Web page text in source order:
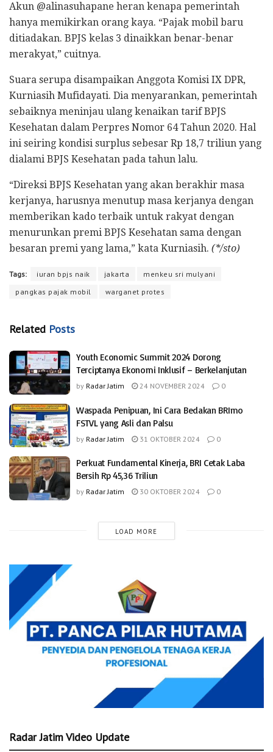
Akun @alinasuhapane heran kenapa pemerintah
hanya memikirkan orang kaya. “Pajak mobil baru
ditiadakan. BPJS kelas 3 dinaikkan benar-benar
merakyat,” cuitnya.
Suara serupa disampaikan Anggota Komisi IX DPR,
Kurniasih Mufidayati. Dia menyarankan, pemerintah
sebaiknya meninjau ulang kenaikan tarif BPJS
Kesehatan dalam Perpres Nomor 64 Tahun 2020. Hal
ini seiring kondisi surplus sebesar Rp 18,7 triliun yang
dialami BPJS Kesehatan pada tahun lalu.
“Direksi BPJS Kesehatan yang akan berakhir masa
kerjanya, harusnya menutup masa kerjanya dengan
memberikan kado terbaik untuk rakyat dengan
menurunkan premi BPJS Kesehatan sama dengan
besaran premi yang lama,” kata Kurniasih. (*/sto)
Tags: iuran bpjs naik jakarta
menkeu sri mulyani
pangkas pajak mobil
warganet protes
Related Posts
Youth Economic Summit 2024 Dorong
Terciptanya Ekonomi Inklusif – Berkelanjutan
by Radar Jatim 24 NOVEMBER 2024 0
Waspada Penipuan, Ini Cara Bedakan BRImo
FSTVL yang Asli dan Palsu
by Radar Jatim 31 OKTOBER 2024 0
Perkuat Fundamental Kinerja, BRI Cetak Laba
Bersih Rp 45,36 Triliun
by Radar Jatim 30 OKTOBER 2024 0
LOAD MORE
Radar Jatim Video Update